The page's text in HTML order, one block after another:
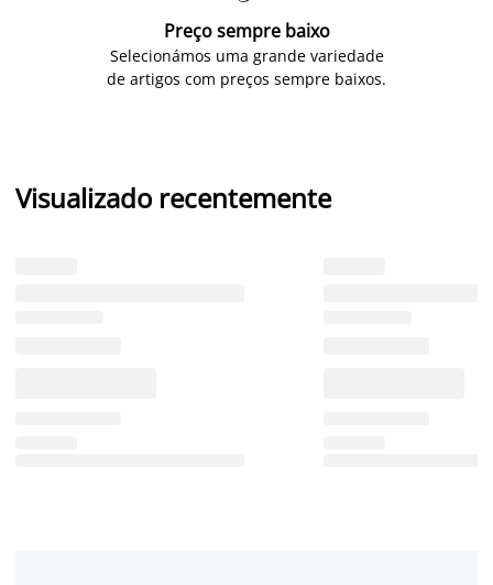
Preço sempre baixo
Selecionámos uma grande variedade
de artigos com preços sempre baixos.
Visualizado recentemente